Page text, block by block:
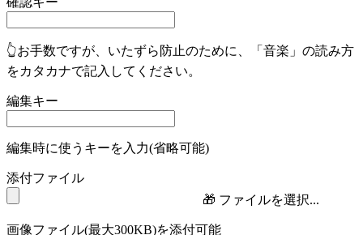
👆お手数ですが、いたずら防止のために、「音楽」の読み方
をカタカナで記入してください。
編集キー
編集時に使うキーを入力(省略可能)
添付ファイル
🎁 ファイルを選択...
画像ファイル(最大300KB)を添付可能